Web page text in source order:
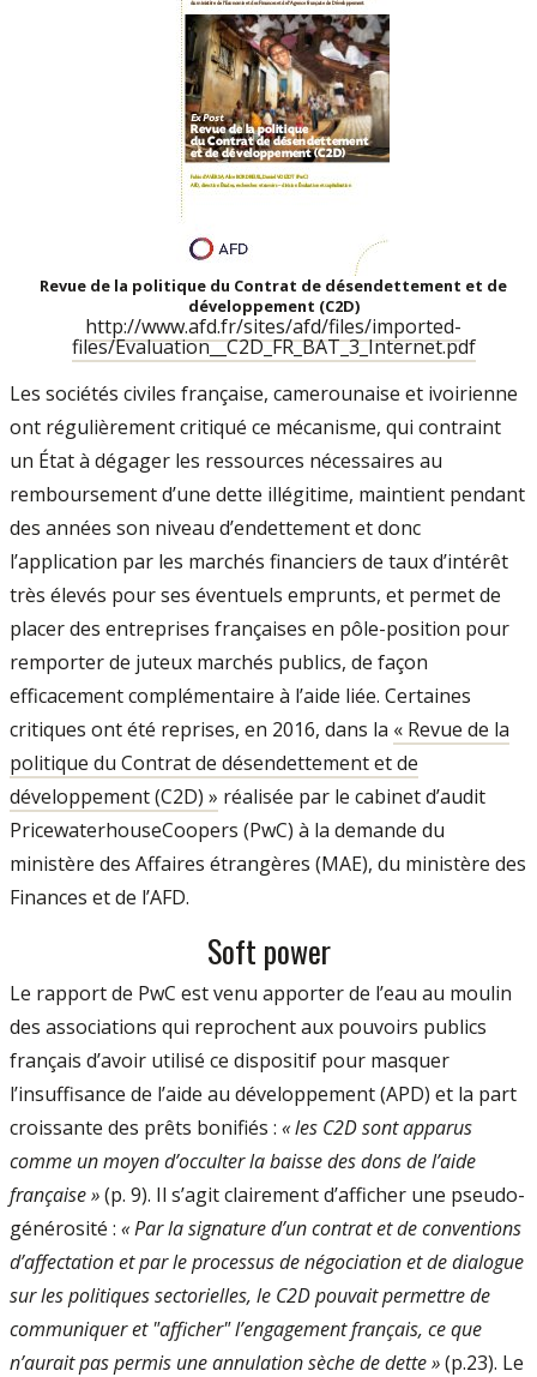
Revue de la politique du Contrat de désendettement et de
développement (C2D)
http://www.afd.fr/sites/afd/files/imported-
files/Evaluation__C2D_FR_BAT_3_Internet.pdf
Les sociétés civiles française, camerounaise et ivoirienne
ont régulièrement critiqué ce mécanisme, qui contraint
un État à dégager les ressources nécessaires au
remboursement d’une dette illégitime, maintient pendant
des années son niveau d’endettement et donc
l’application par les marchés financiers de taux d’intérêt
très élevés pour ses éventuels emprunts, et permet de
placer des entreprises françaises en pôle-position pour
remporter de juteux marchés publics, de façon
efficacement complémentaire à l’aide liée. Certaines
critiques ont été reprises, en 2016, dans la « Revue de la
politique du Contrat de désendettement et de
développement (C2D) » réalisée par le cabinet d’audit
PricewaterhouseCoopers (PwC) à la demande du
ministère des Affaires étrangères (MAE), du ministère des
Finances et de l’AFD.
Soft power
Le rapport de PwC est venu apporter de l’eau au moulin
des associations qui reprochent aux pouvoirs publics
français d’avoir utilisé ce dispositif pour masquer
l’insuffisance de l’aide au développement (APD) et la part
croissante des prêts bonifiés : « les C2D sont apparus
comme un moyen d’occulter la baisse des dons de l’aide
française »(p. 9). Il s’agit clairement d’afficher une pseudo-
générosité : « Par la signature d’un contrat et de conventions
d’affectation et par le processus de négociation et de dialogue
sur les politiques sectorielles, le C2D pouvait permettre de
communiquer et "afficher" l’engagement français, ce que
n’aurait pas permis une annulation sèche de dette »(p.23). Le